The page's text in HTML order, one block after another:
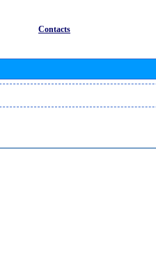
Contacts